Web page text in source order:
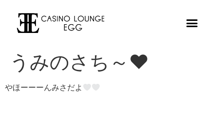
うみのさち～♥︎
やほーーーんみさだよ